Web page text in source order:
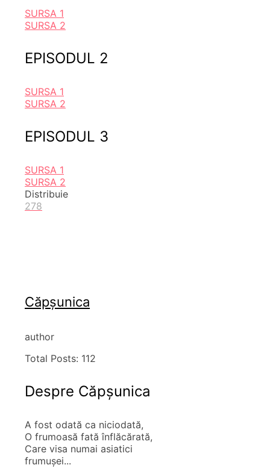
SURSA 1
SURSA 2
EPISODUL 2
SURSA 1
SURSA 2
EPISODUL 3
SURSA 1
SURSA 2
Distribuie
278
Căpșunica
author
Total Posts: 112
Despre Căpșunica
A fost odată ca niciodată,
O frumoasă fată înflăcărată,
Care visa numai asiatici
frumușei...